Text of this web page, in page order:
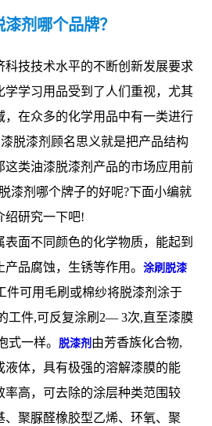
剂哪个品牌？
科技技术水平的不断创新发展要求
学学习用品受到了人们重视，尤其
，在众多的化学用品中有一类进行
脱漆剂顾名思义就是把产品结构
这类油漆脱漆剂产品的市场应用前
漆剂哪个牌子的好呢?下面小编就
绍研究一下吧!
表面不同颜色的化学物质，能起到
品腐蚀，生锈等作用。 涂刷脱漆
件可用毛刷或棉纱将脱漆剂涂于
工件,可反复涂刷2— 3次,直至漆膜
式一样。
脱漆剂 由芳香族化合物,
液体，具有极强的溶解漆膜的能
率高，可去除的涂层种类范围较
、聚脲醛橡胶型乙烯、环氧、聚